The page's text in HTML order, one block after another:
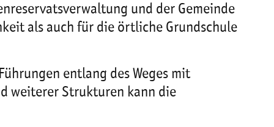
und der Gemeinde
als auch für die örtliche Grundschule
entlang des Weges mit
weiterer Strukturen kann die